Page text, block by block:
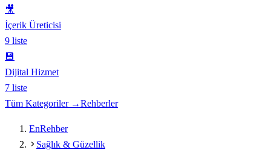
🎥
İçerik Üreticisi
9 liste
💾
Dijital Hizmet
7 liste
Tüm Kategoriler →Rehberler
EnRehber
Sağlık & Güzellik